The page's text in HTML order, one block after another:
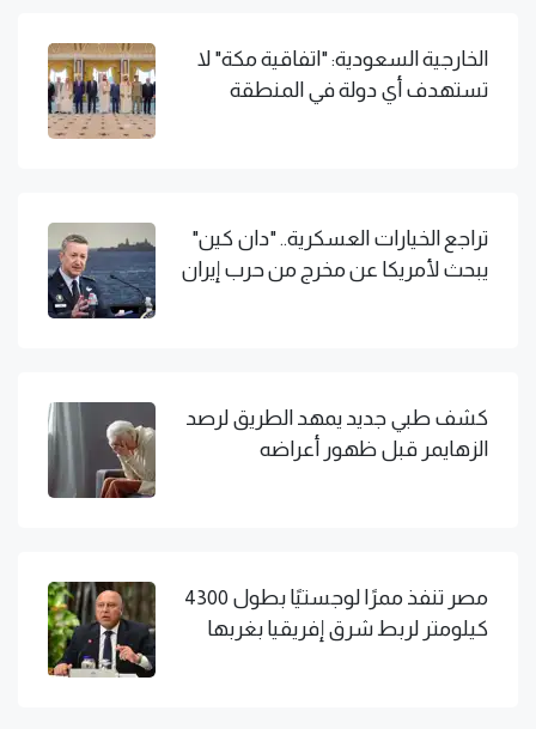
الخارجية السعودية: "اتفاقية مكة" لا
تستهدف أي دولة في المنطقة
تراجع الخيارات العسكرية.. "دان كين"
يبحث لأمريكا عن مخرج من حرب إيران
كشف طبي جديد يمهد الطريق لرصد
الزهايمر قبل ظهور أعراضه
مصر تنفذ ممرًا لوجستيًا بطول 4300
كيلومتر لربط شرق إفريقيا بغربها